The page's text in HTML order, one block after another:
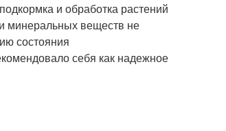
и обработка растений
минеральных веществ не
состояния
себя как надежное